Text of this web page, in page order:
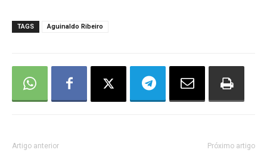
TAGS Aguinaldo Ribeiro
Artigo anterior Próximo artigo